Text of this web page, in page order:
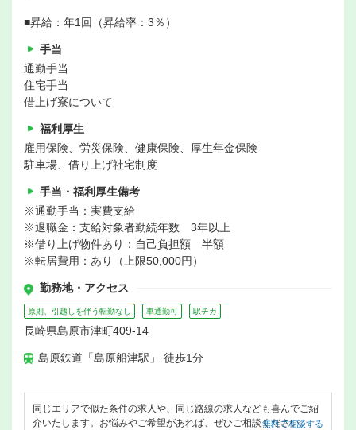
■昇給：年1回（昇給率：3％）
手当
通勤手当
住宅手当
借上げ寮について
福利厚生
雇用保険、労災保険、健康保険、厚生年金保険
駐車場、借り上げ社宅制度
手当・福利厚生備考
※通勤手当：実費支給
※退職金：支給対象者勤続年数 3年以上
※借り上げ物件あり：自己負担額 半額
※転居費用：あり（上限50,000円）
勤務地・アクセス
原則、引越しを伴う転勤なし 車通勤可 駅チカ
長崎県島原市津町409-14
島原鉄道「島原船津駅」 徒歩1分
同じエリアで似た条件の求人や、同じ路線の求人なども喜んでご紹
介いたします。お悩みやご希望があれば、ぜひご相談ください。
無料で相談する